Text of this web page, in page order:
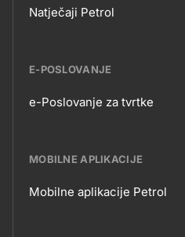
Natječaji Petrol
E-POSLOVANJE
POSLOVANJE
e-Poslovanje za tvrtke
MOBILNE APLIKACIJE
Mobilne aplikacije Petrol